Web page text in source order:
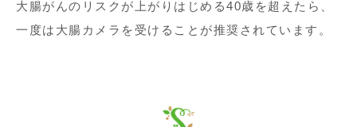
大腸がんのリスクが上がりはじめる40歳を超えたら、
一度は大腸カメラを受けることが推奨されています。